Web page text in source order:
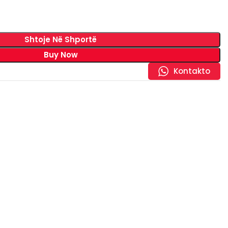
Shtoje Në Shportë
Buy Now
Kontakto